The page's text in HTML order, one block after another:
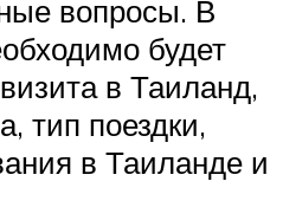
вопросы. В
будет
в Таиланд,
тип поездки,
в Таиланде и